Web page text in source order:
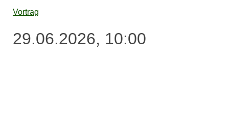
Vortrag
29.06.2026, 10:00